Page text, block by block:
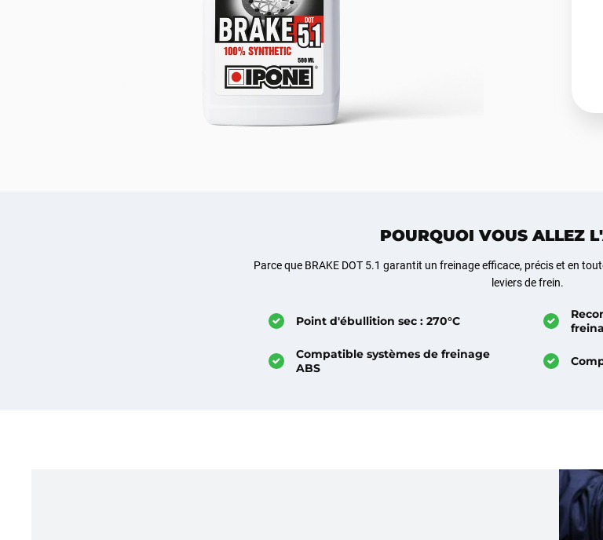
POURQUOI VOUS ALLEZ
Parce que BRAKE DOT 5.1 garantit un freinage efficace, précis et en
leviers de frein.
Point d'ébullition sec : 270°C
Compatible systèmes de freinage
ABS